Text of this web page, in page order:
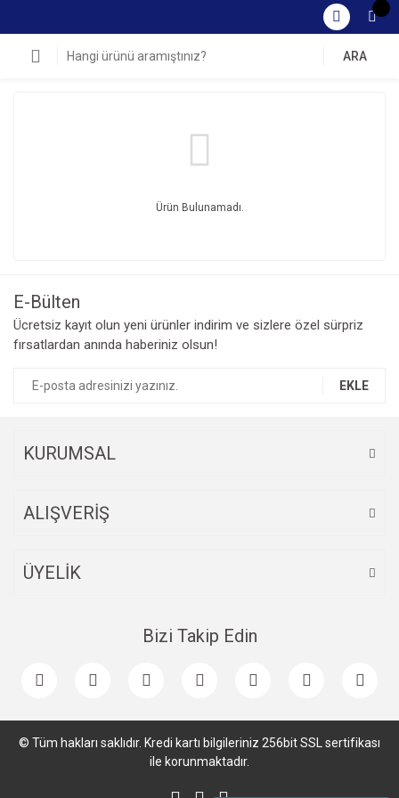
ARA
Ürün Bulunamadı.
E-Bülten
Ücretsiz kayıt olun yeni ürünler indirim ve sizlere özel sürpriz
fırsatlardan anında haberiniz olsun!
EKLE
KURUMSAL
ALIŞVERİŞ
ÜYELİK
Bizi Takip Edin
© Tüm hakları saklıdır. Kredi kartı bilgileriniz 256bit SSL sertifikası
ile korunmaktadır.